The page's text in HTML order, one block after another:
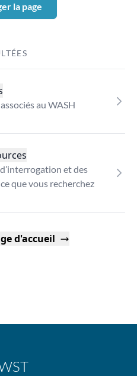
la page
au WASH
et des
que vous recherchez
d'accueil